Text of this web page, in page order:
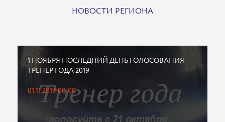
НОВОСТИ РЕГИОНА
1 НОЯБРЯ ПОСЛЕДНИЙ ДЕНЬ ГОЛОСОВАНИЯ
ТРЕНЕР ГОДА 2019
01.11.2019 00:00